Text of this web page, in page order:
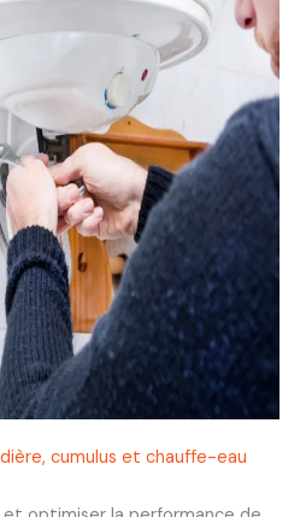
cumulus et chauffe-eau